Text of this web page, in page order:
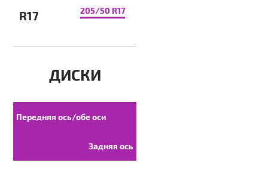
R17 205/50 R17
ДИСКИ
Передняя ось/обе оси
Задняя ось